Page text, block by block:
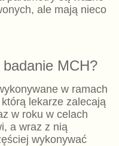
ale mają nieco
MCH?
w ramach
lekarze zalecają
w roku w celach
a wraz z nią
wykonywać